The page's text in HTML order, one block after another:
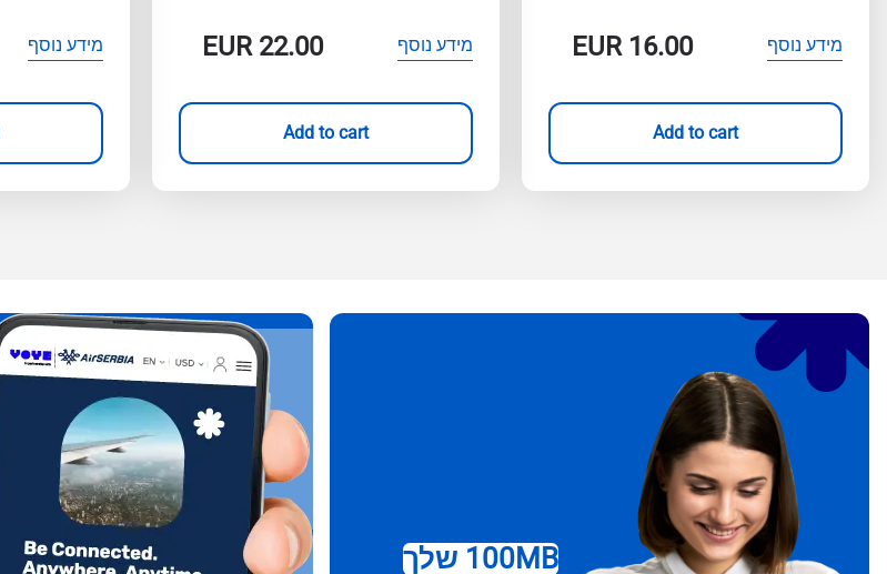
מידע נוסף EUR16.00
Add to cart
מידע נוסף EUR22.00
Add to cart
מידע נוסף
100MB שלך